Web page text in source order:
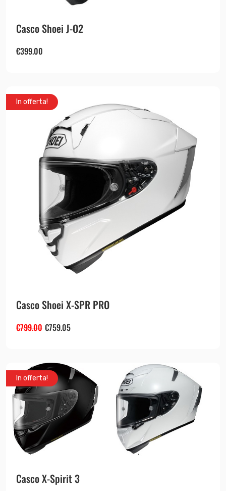
Casco Shoei J-O2
€399.00
In offerta!
Casco Shoei X-SPR PRO
€799.00 €759.05
In offerta!
Casco X-Spirit 3